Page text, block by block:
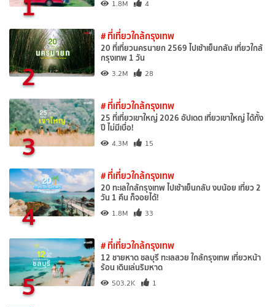
1.8M 4
2
# ที่เที่ยวใกล้กรุงเทพ
20 ที่เที่ยวนครนายก 2569 ไปเช้าเย็นกลับ เที่ยวใกล้
กรุงเทพ 1 วัน
3.2M 28
3
# ที่เที่ยวใกล้กรุงเทพ
25 ที่เที่ยวเขาใหญ่ 2026 อัปเดต เที่ยวเขาใหญ่ ได้ทั้ง
ปี ไม่มีเบื่อ!
4.3M 15
4
# ที่เที่ยวใกล้กรุงเทพ
20 ทะเลใกล้กรุงเทพ ไปเช้าเย็นกลับ งบน้อย เที่ยว 2
วัน 1 คืน ก็จอยได้!
1.8M 33
5
# ที่เที่ยวใกล้กรุงเทพ
12 ชายหาด ชลบุรี ทะเลสวย ใกล้กรุงเทพ เที่ยวหน้า
ร้อน เดินเล่นริมหาด
503.2K 1